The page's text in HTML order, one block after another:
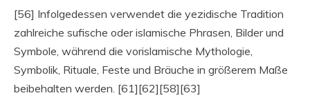
[56] Infolgedessen verwendet die yezidische Tradition
zahlreiche sufische oder islamische Phrasen, Bilder und
Symbole, während die vorislamische Mythologie,
Symbolik, Rituale, Feste und Bräuche in größerem Maße
beibehalten werden. [61][62][58][63]